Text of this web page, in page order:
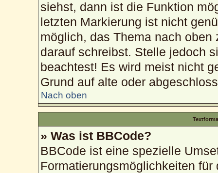
siehst, dann ist die Funktion
letzten Markierung ist nicht
möglich, das Thema nach
darauf schreibst. Stelle jedoch
beachtest! Es wird meist nicht
Grund auf alte oder
Nach oben
» Was ist BBCode?
BBCode ist eine spezielle
Formatierungsmöglichkeiten